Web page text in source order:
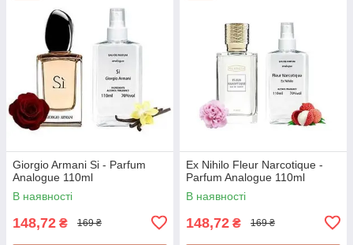
Giorgio Armani Si - Parfum
Analogue 110ml
В наявності
148,72 ₴ 169 ₴
Ex Nihilo Fleur Narcotique -
Parfum Analogue 110ml
В наявності
148,72 ₴ 169 ₴